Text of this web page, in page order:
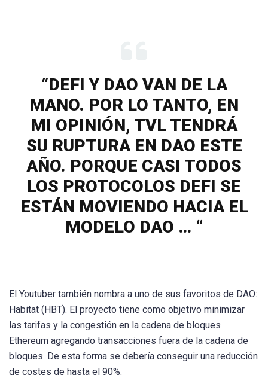
“DEFI Y DAO VAN DE LA
MANO. POR LO TANTO, EN
MI OPINIÓN, TVL TENDRÁ
SU RUPTURA EN DAO ESTE
AÑO. PORQUE CASI TODOS
LOS PROTOCOLOS DEFI SE
ESTÁN MOVIENDO HACIA EL
MODELO DAO … “
El Youtuber también nombra a uno de sus favoritos de DAO:
Habitat (HBT). El proyecto tiene como objetivo minimizar
las tarifas y la congestión en la cadena de bloques
Ethereum agregando transacciones fuera de la cadena de
bloques. De esta forma se debería conseguir una reducción
de costes de hasta el 90%.